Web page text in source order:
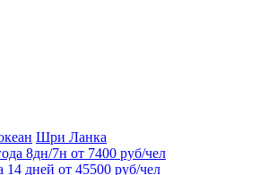
Шри Ланка
8дн/7н от 7400 руб/чел
14 дней от 45500 руб/чел